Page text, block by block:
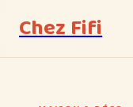
Chez Fifi